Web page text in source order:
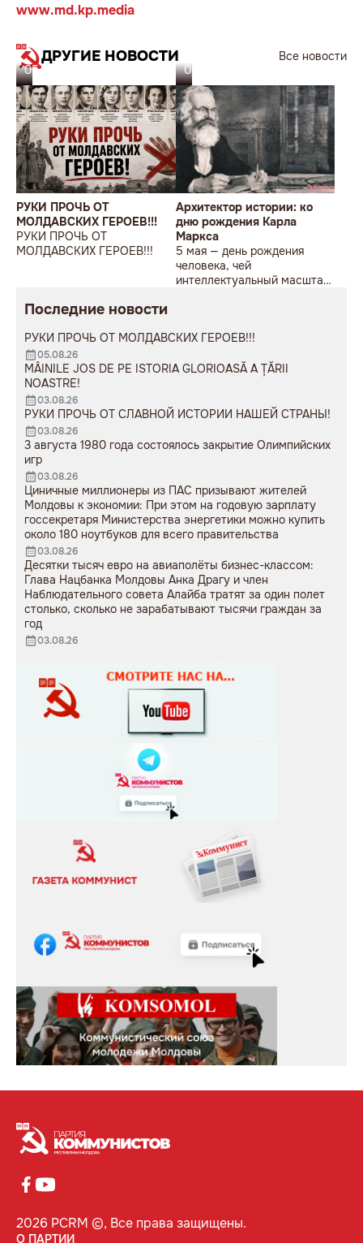
www.md.kp.media
ДРУГИЕ НОВОСТИ
Все новости
05.08.26
РУКИ ПРОЧЬ ОТ
МОЛДАВСКИХ ГЕРОЕВ!!!
РУКИ ПРОЧЬ ОТ
МОЛДАВСКИХ ГЕРОЕВ!!!
05.08.26
Архитектор истории: ко
дню рождения Карла
Маркса
5 мая — день рождения
человека, чей
интеллектуальный масштаб
Последние новости
РУКИ ПРОЧЬ ОТ МОЛДАВСКИХ ГЕРОЕВ!!!
05.08.26
MÂINILE JOS DE PE ISTORIA GLORIOASĂ A ȚĂRII
NOASTRE!
03.08.26
РУКИ ПРОЧЬ ОТ СЛАВНОЙ ИСТОРИИ НАШЕЙ СТРАНЫ!
03.08.26
3 августа 1980 года состоялось закрытие Олимпийских
игр
03.08.26
Циничные миллионеры из ПАС призывают жителей
Молдовы к экономии: При этом на годовую зарплату
госсекретаря Министерства энергетики можно купить
около 180 ноутбуков для всего правительства
03.08.26
Десятки тысяч евро на авиаполёты бизнес-классом:
Глава Нацбанка Молдовы Анка Драгу и член
Наблюдательного совета Алайба тратят за один полет
столько, сколько не зарабатывают тысячи граждан за
год
03.08.26
2026 PCRM ©, Все права защищены.
О ПАРТИИ